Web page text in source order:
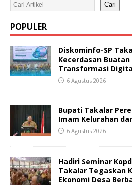
Cari
POPULER
Diskominfo-SP
Kecerdasan
Transformasi
6 Agustus 2026
Bupati Takalar
Imam Kelurahan
6 Agustus 2026
Hadiri Seminar
Takalar Tegaskan
Ekonomi Desa